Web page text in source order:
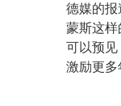
德媒的报
蒙斯这样
可以预见
激励更多